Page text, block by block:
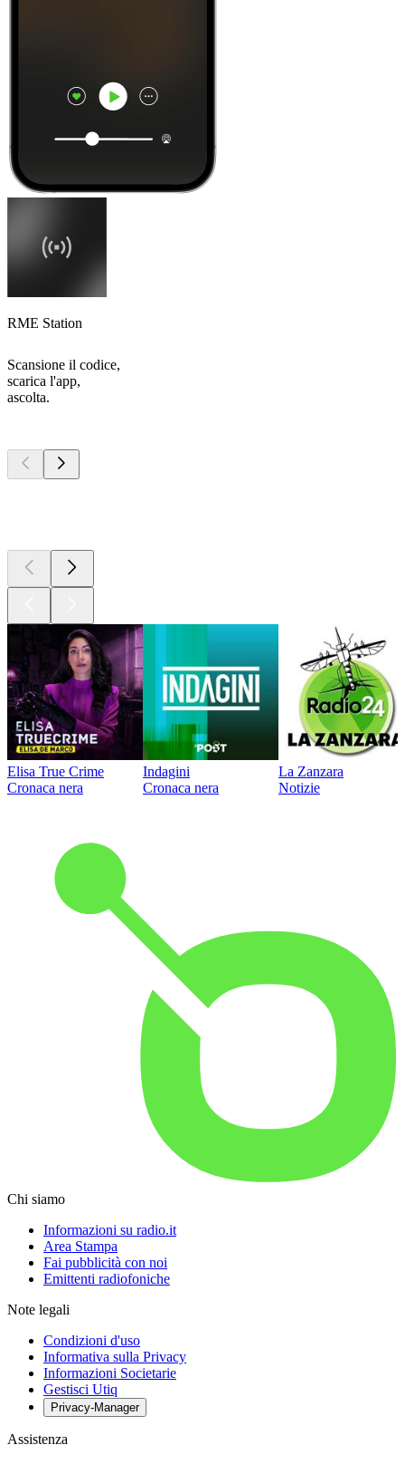
RME Station
Scansione il codice,
scarica l'app,
ascolta.
Elisa True Crime
Cronaca nera
Indagini
Cronaca nera
La Zanzara
Notizie
Chi siamo
Informazioni su radio.it
Area Stampa
Fai pubblicità con noi
Emittenti radiofoniche
Note legali
Condizioni d'uso
Informativa sulla Privacy
Informazioni Societarie
Gestisci Utiq
Privacy-Manager
Assistenza